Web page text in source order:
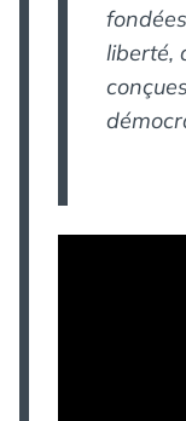
liberté,